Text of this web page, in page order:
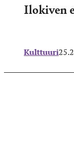
Ilokiven
Kulttuuri